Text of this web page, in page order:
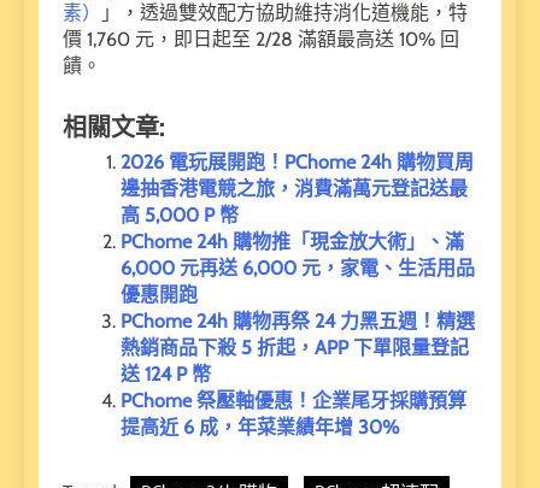
素）
」，透過雙效配方協助維持消化道機能，特
價 1,760 元，即日起至 2/28 滿額最高送 10% 回
饋。
相關文章:
2026 電玩展開跑！PChome 24h 購物買周
邊抽香港電競之旅，消費滿萬元登記送最
高 5,000 P 幣
PChome 24h 購物推「現金放大術」、滿
6,000 元再送 6,000 元，家電、生活用品
優惠開跑
PChome 24h 購物再祭 24 力黑五週！精選
熱銷商品下殺 5 折起，APP 下單限量登記
送 124 P 幣
PChome 祭壓軸優惠！企業尾牙採購預算
提高近 6 成，年菜業績年增 30%